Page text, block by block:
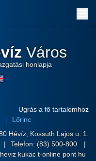
Város
honlapja
Ugrás a fő tartalomhoz
Lőrinc
Hévíz, Kossuth Lajos u. 1.
Telefon: (83) 500-800
heviz kukac t-online pont hu